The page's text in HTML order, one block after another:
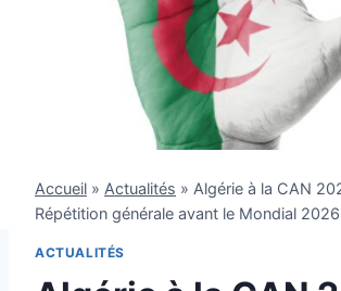
Accueil » Actualités » Algérie à la CAN
Répétition générale avant le Mondial 2026
ACTUALITÉS